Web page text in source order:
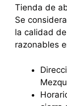
Tienda de
Se
la calidad
razonables